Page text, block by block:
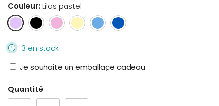
Couleur Lilas pastel
Lilas
pastel
Noir
ébène
Rose
fleur
de
Jaune
pastel
Bleu
lavande
Bleu
roi
3 en stock
Je souhaite un emballage cadeau
Quantité